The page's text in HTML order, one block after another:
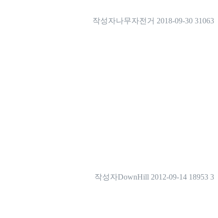
작성자나무자전거 2018-09-30 31063
작성자DownHill 2012-09-14 18953 3